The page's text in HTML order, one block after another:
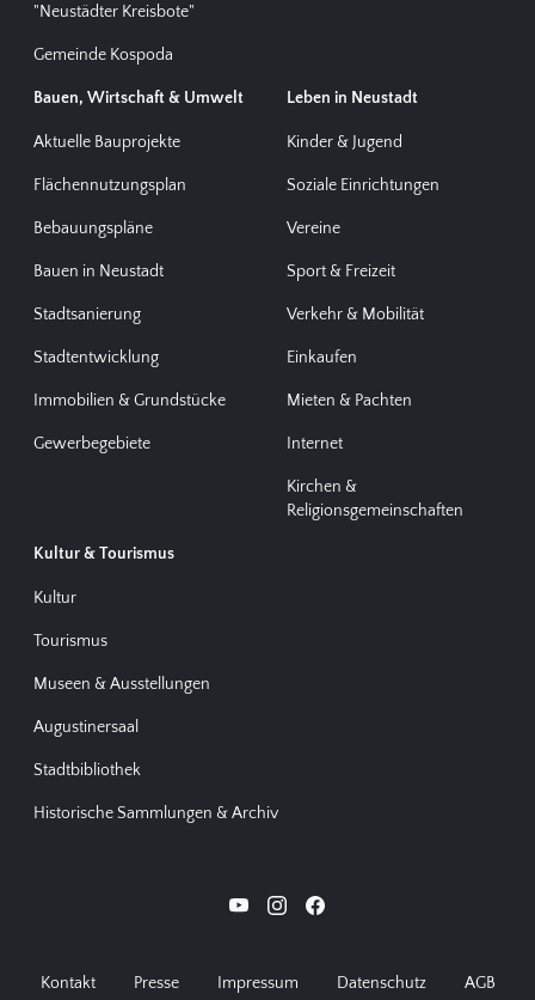
"Neustädter Kreisbote"
Gemeinde Kospoda
Bauen, Wirtschaft & Umwelt
Aktuelle Bauprojekte
Flächennutzungsplan
Bebauungspläne
Bauen in Neustadt
Stadtsanierung
Stadtentwicklung
Immobilien & Grundstücke
Gewerbegebiete
Leben in Neustadt
Kinder & Jugend
Soziale Einrichtungen
Vereine
Sport & Freizeit
Verkehr & Mobilität
Einkaufen
Mieten & Pachten
Internet
Kirchen &
Religionsgemeinschaften
Kultur & Tourismus
Kultur
Tourismus
Museen & Ausstellungen
Augustinersaal
Stadtbibliothek
Historische Sammlungen & Archiv
Kontakt Presse Impressum Datenschutz AGB